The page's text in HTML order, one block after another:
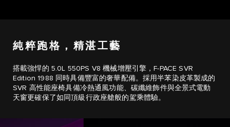
純粹跑格，精湛工藝
搭載強悍的 5.0L 550PS V8 機械增壓引擎，F-PACE SVR
Edition 1988 同時具備豐富的奢華配備。採用半苯染皮革製成的
SVR 高性能座椅具備冷熱通風功能、碳纖維飾件與全景式電動
天窗更確保了如同頂級行政座艙般的駕乘體驗。